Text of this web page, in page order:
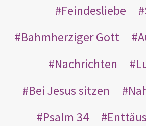
Feindesliebe
Bahmherziger Gott
Nachrichten
Bei Jesus sitzen
Psalm 34